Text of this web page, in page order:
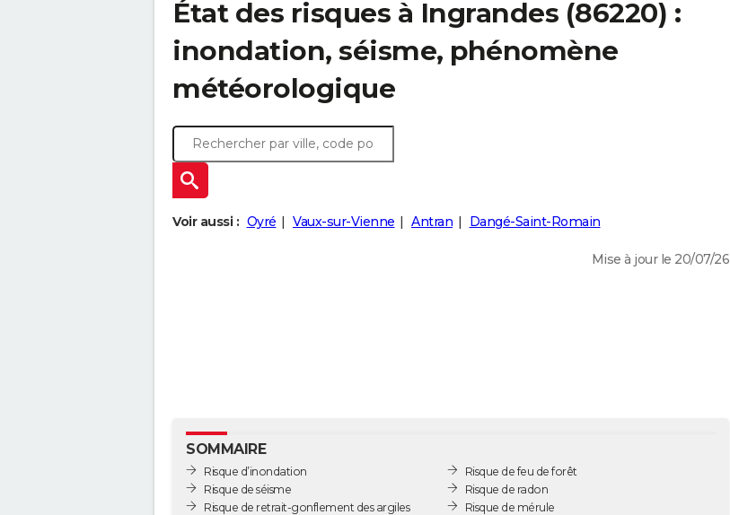
État des risques à Ingrandes (86220) :
inondation, séisme, phénomène
météorologique
Voir aussi : Oyré Vaux-sur-Vienne Antran Dangé-Saint-Romain
Mise à jour le 20/07/26
SOMMAIRE
Risque d’inondation
Risque de séisme
Risque de retrait-gonflement des argiles
Risque de feu de forêt
Risque de radon
Risque de mérule